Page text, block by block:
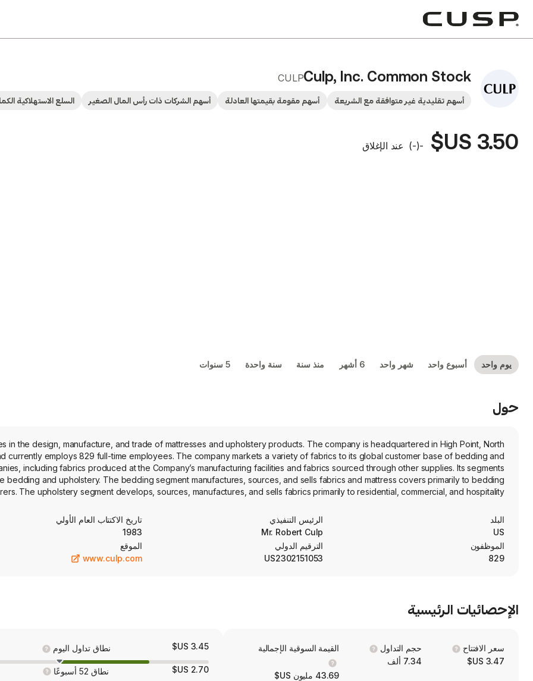
Culp, Inc. Common Stock
CULP
أسهم تقليدية غير متوافقة مع الشريعة أسهم مقومة بقيمتها العادلة أسهم الشركات ذات رأس المال الصغير السلع الاستهلاكية
3.50 US$
-
(
-
) عند الإغلاق
يوم واحد أسبوع واحد شهر واحد 6 أشهر منذ سنة سنة واحدة 5 سنوات
حول
in the design, manufacture, and trade of mattresses and upholstery products. The company is headquartered in High Point, North
829 full-time employees. The company markets a variety of fabrics to its global customer base of bedding and
including fabrics produced at the Company’s manufacturing facilities and fabrics sourced through other supplies. Its segments
bedding and upholstery. The bedding segment manufactures, sources, and sells fabrics and mattress covers primarily to bedding
The upholstery segment develops, sources, manufactures, and sells fabrics primarily to residential, commercial, and hospitality
including soft goods such as decorative top sheets, duvet covers, and others. The company has manufacturing and sourcing
capabilities located in the United States, China, Haiti, Turkey, and Vietnam.
البلد
US
الرئيس التنفيذي
Mr. Robert Culp
تاريخ الاكتتاب العام الأولي
1983
الموظفون
829
الترقيم الدولي
US2302151053
الموقع
www.culp.com
الإحصائيات الرئيسية
سعر الافتتاح
3.47 US$
حجم التداول
7.34 ألف
القيمة السوقية الإجمالية
43.69 مليون US$
3.45 US$ نطاق تداول اليوم
2.70 US$ نطاق 52 أسبوعًا